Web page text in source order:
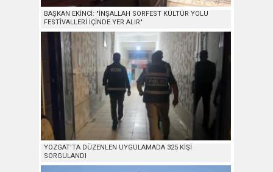
BAŞKAN EKİNCİ: "İNŞALLAH SORFEST KÜLTÜR YOLU
FESTİVALLERİ İÇİNDE YER ALIR"
YOZGAT’TA DÜZENLEN UYGULAMADA 325 KİŞİ
SORGULANDI